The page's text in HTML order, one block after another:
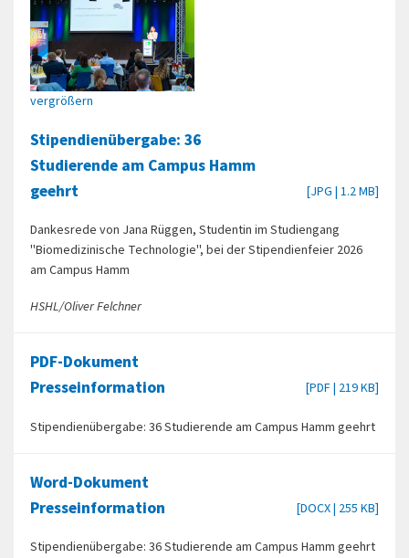
vergrößern
Stipendienübergabe: 36
Studierende am Campus Hamm
geehrt
[JPG | 1.2 MB]
Dankesrede von Jana Rüggen, Studentin im Studiengang
"Biomedizinische Technologie", bei der Stipendienfeier 2026
am Campus Hamm
HSHL/Oliver Felchner
PDF-Dokument
Presseinformation
[PDF | 219 KB]
Stipendienübergabe: 36 Studierende am Campus Hamm geehrt
Word-Dokument
Presseinformation
[DOCX | 255 KB]
Stipendienübergabe: 36 Studierende am Campus Hamm geehrt